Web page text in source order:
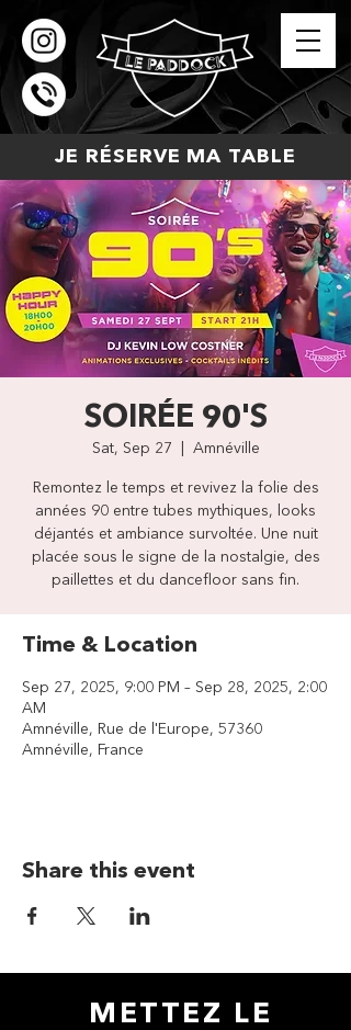
JE RÉSERVE MA TABLE
SOIRÉE 90'S
Sat, Sep 27 Amnéville
Remontez le temps et revivez la folie des
années 90 entre tubes mythiques, looks
déjantés et ambiance survoltée. Une nuit
placée sous le signe de la nostalgie, des
paillettes et du dancefloor sans fin.
Time & Location
Sep 27, 2025, 9:00 PM – Sep 28, 2025, 2:00
AM
Amnéville, Rue de l'Europe, 57360
Amnéville, France
Share this event
METTEZ LE